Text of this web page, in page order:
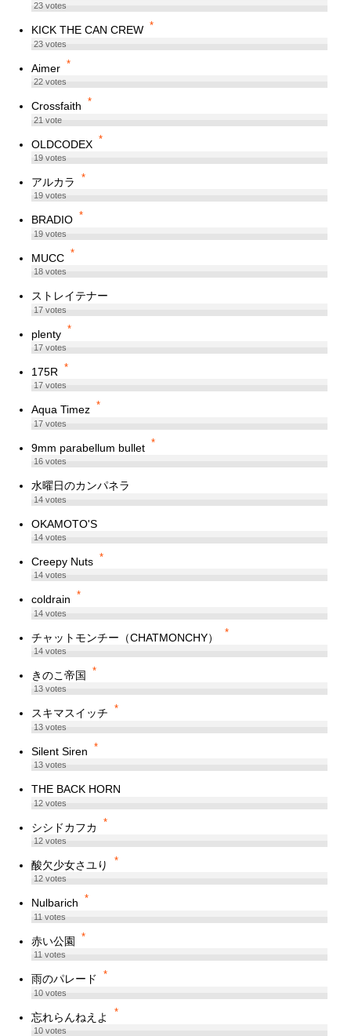
23votes
KICK THE CAN CREW *
23votes
Aimer *
22votes
Crossfaith *
21vote
OLDCODEX *
19votes
アルカラ *
19votes
BRADIO *
19votes
MUCC *
18votes
ストレイテナー
17votes
plenty *
17votes
175R *
17votes
Aqua Timez *
17votes
9mm parabellum bullet *
16votes
水曜日のカンパネラ
14votes
OKAMOTO'S
14votes
Creepy Nuts *
14votes
coldrain *
14votes
チャットモンチー（CHATMONCHY） *
14votes
きのこ帝国 *
13votes
スキマスイッチ *
13votes
Silent Siren *
13votes
THE BACK HORN
12votes
シシドカフカ *
12votes
酸欠少女さユり *
12votes
Nulbarich *
11votes
赤い公園 *
11votes
雨のパレード *
10votes
忘れらんねえよ *
10votes